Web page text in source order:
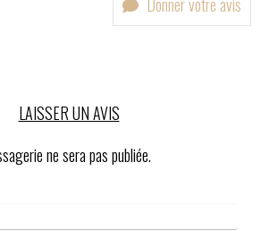
LAISSER UN AVIS
ne sera pas publiée.